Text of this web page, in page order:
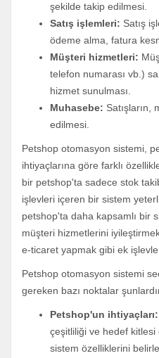
şekilde takip edilmesi.
Satış işlemleri: Satış
ödeme alma, fatura
Müşteri hizmetleri:
telefon numarası vb.)
hizmet sunulması.
Muhasebe: Satışların,
edilmesi.
Petshop otomasyon sistemi,
ihtiyaçlarına göre farklı
bir petshop'ta sadece stok
işlevleri içeren bir sistem
petshop'ta daha kapsamlı bir
müşteri hizmetlerini
e-ticaret yapmak gibi ek
Petshop otomasyon sistemi
gereken bazı noktalar
Petshop'un ihtiyaçları:
çeşitliliği ve hedef
sistem özelliklerini